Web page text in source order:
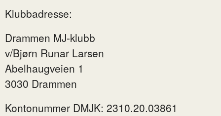
Klubbadresse:
Drammen MJ-klubb
v/Bjørn Runar Larsen
Abelhaugveien 1
3030 Drammen
Kontonummer DMJK: 2310.20.03861